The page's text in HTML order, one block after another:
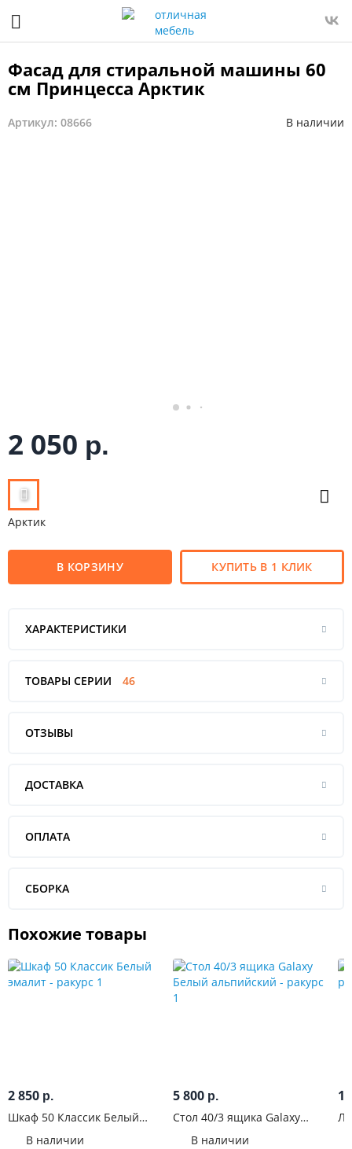
Фасад для стиральной машины 60
см Принцесса Арктик
Артикул: 08666 В наличии
2 050 р.
Арктик
В КОРЗИНУ КУПИТЬ В 1 КЛИК
ХАРАКТЕРИСТИКИ
ТОВАРЫ СЕРИИ 46
ОТЗЫВЫ
ДОСТАВКА
ОПЛАТА
СБОРКА
Похожие товары
2 850 р.
Шкаф 50 Классик Белый
В наличии
5 800 р.
Стол 40/3 ящика Galaxy
В наличии
1